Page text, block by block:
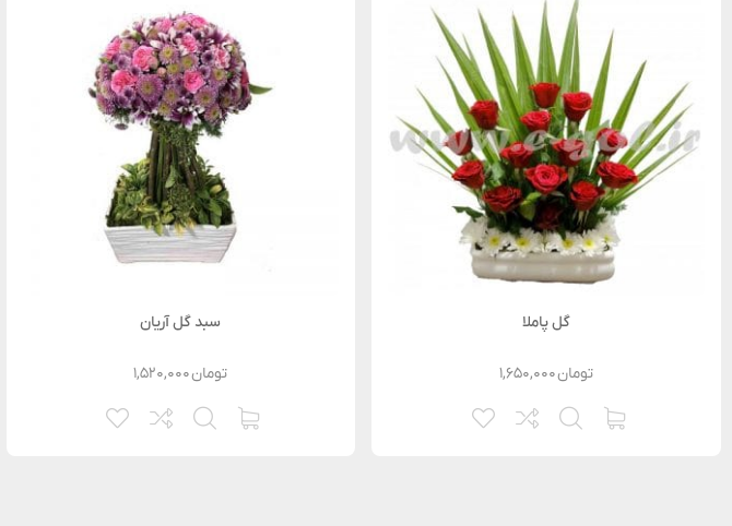
گل پاملا
۱,۶۵۰,۰۰۰تومان
سبد گل آریان
۱,۵۲۰,۰۰۰تومان